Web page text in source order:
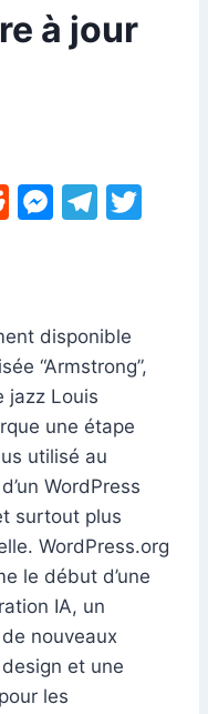
à jour
R
t
M
e
n
g
er
T
a
m
disponible
“Armstrong”,
jazz Louis
une étape
utilisé au
WordPress
surtout plus
WordPress.org
le début d’une
IA, un
nouveaux
et une
les